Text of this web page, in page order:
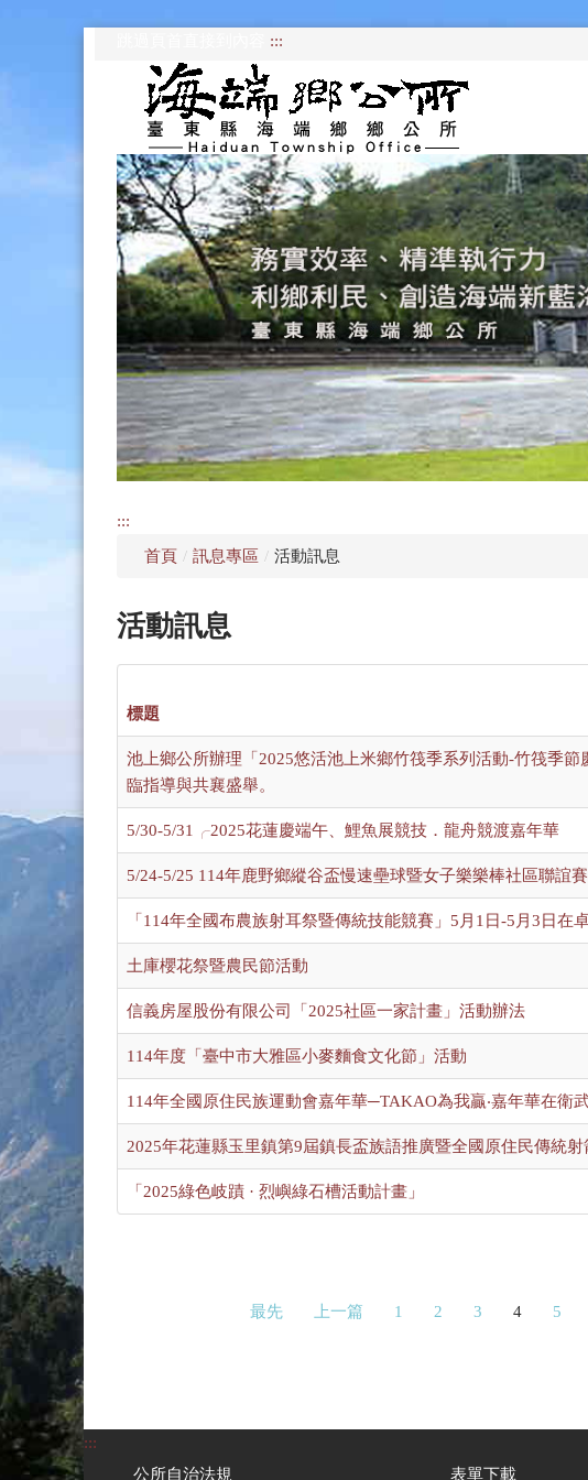
:::
:::
首頁 / 訊息專區 / 活動訊息
活動訊息
標題
池上鄉公所辦理「2025悠活池上米鄉竹筏季系列活動-竹筏季節
臨指導與共襄盛舉。
5/30-5/31╭2025花蓮慶端午、鯉魚展競技．龍舟競渡嘉年華
5/24-5/25 114年鹿野鄉縱谷盃慢速壘球暨女子樂樂棒社區聯誼
「114年全國布農族射耳祭暨傳統技能競賽」5月1日-5月3日在
土庫櫻花祭暨農民節活動
信義房屋股份有限公司「2025社區一家計畫」活動辦法
114年度「臺中市大雅區小麥麵食文化節」活動
114年全國原住民族運動會嘉年華─TAKAO為我贏‧嘉年華在衛
2025年花蓮縣玉里鎮第9屆鎮長盃族語推廣暨全國原住民傳統射
「2025綠色岐蹟 · 烈嶼綠石槽活動計畫」
最先 上一篇 1 2 3 4 5
:::
公所自治法規
表單下載